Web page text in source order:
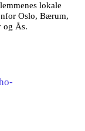
lokale
Oslo, Bærum,
og Ås.